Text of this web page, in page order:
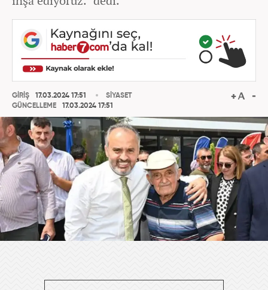
GİRİŞ
17.03.2024 17:51
GÜNCELLEME
17.03.2024 17:51
SİYASET